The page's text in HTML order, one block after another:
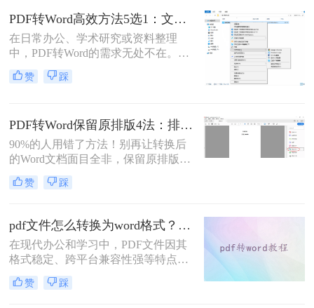
换成word"这一常见需求，本文将为
您详细介绍五种安全、高效且完全免
费的转换方法，帮助您轻松实现格式
转换。
PDF转Word高效方法5选1：文件大小和类型决定用哪个！
在日常办公、学术研究或资料整理
中，PDF转Word的需求无处不在。那
么pdf怎么转换成word呢？本文将系统
解析5种主流方法，涵盖不同场景，
赞 踩
PDF转Word保留原排版4法：排版优先模式、OCR选项和格式修复全流程！
90%的人用错了方法！别再让转换后
的Word文档面目全非，保留原排版的
秘密就在这里。“这表格怎么全乱
了？”、“字体全变了，我还得一个个
PDF转为Word文档时，最崩溃的瞬
间。一份精心排版的PDF报告，转换
后却变成需要“二次加工”的混乱文
档，不仅浪费时间，更可能引发关键
信息错漏的风险。那么pdf转word怎么
保留原排版呢？
赞 踩
pdf文件怎么转换为word格式？这3种转换方法可以尝试下！
在现代办公和学习中，PDF文件因其
格式稳定、跨平台兼容性强等特点而
被广泛使用。然而，当需要编辑PDF
文件中的内容时，将其转换为Word格
赞 踩